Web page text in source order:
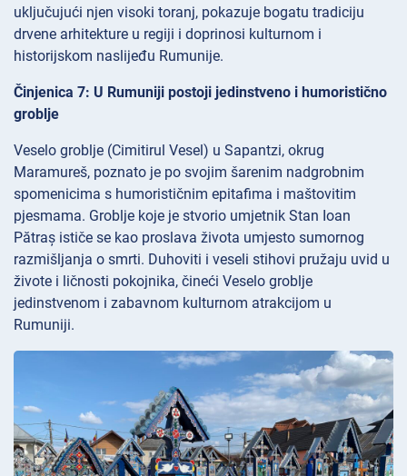
uključujući njen visoki toranj, pokazuje bogatu tradiciju
drvene arhitekture u regiji i doprinosi kulturnom i
historijskom naslijeđu Rumunije.
Činjenica 7: U Rumuniji postoji jedinstveno i humoristično
groblje
Veselo groblje (Cimitirul Vesel) u Sapantzi, okrug
Maramureš, poznato je po svojim šarenim nadgrobnim
spomenicima s humorističnim epitafima i maštovitim
pjesmama. Groblje koje je stvorio umjetnik Stan Ioan
Pătraș ističe se kao proslava života umjesto sumornog
razmišljanja o smrti. Duhoviti i veseli stihovi pružaju uvid u
živote i ličnosti pokojnika, čineći Veselo groblje
jedinstvenom i zabavnom kulturnom atrakcijom u
Rumuniji.